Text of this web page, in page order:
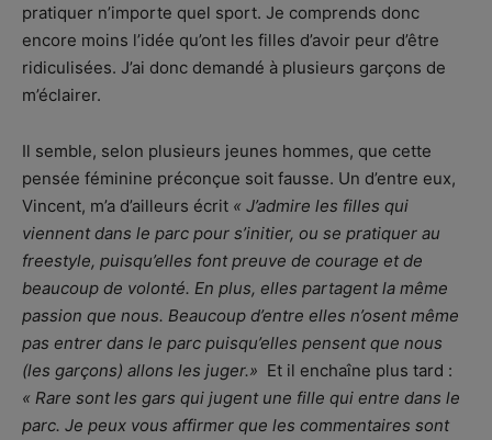
pratiquer n’importe quel sport. Je comprends donc
encore moins l’idée qu’ont les filles d’avoir peur d’être
ridiculisées. J’ai donc demandé à plusieurs garçons de
m’éclairer.
Il semble, selon plusieurs jeunes hommes, que cette
pensée féminine préconçue soit fausse. Un d’entre eux,
Vincent, m’a d’ailleurs écrit « J’admire les filles qui
viennent dans le parc pour s’initier, ou se pratiquer au
freestyle, puisqu’elles font preuve de courage et de
beaucoup de volonté. En plus, elles partagent la même
passion que nous. Beaucoup d’entre elles n’osent même
pas entrer dans le parc puisqu’elles pensent que nous
(les garçons) allons les juger.» Et il enchaîne plus tard :
« Rare sont les gars qui jugent une fille qui entre dans le
parc. Je peux vous affirmer que les commentaires sont